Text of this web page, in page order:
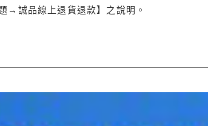
→誠品線上退貨退款】之說明。